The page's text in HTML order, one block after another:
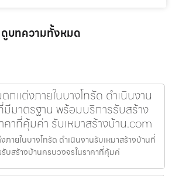
ดูบทความทั้งหมด
กแต่งภายในบางโทรัด ดำเนินงาน
มีมาตรฐาน พร้อมบริการรับสร้าง
คาที่คุ้มค่า รับเหมาสร้างบ้าน.com
ายในบางโทรัด ดำเนินงานรับเหมาสร้างบ้านที่
บสร้างบ้านครบวงจรในราคาที่คุ้มค่